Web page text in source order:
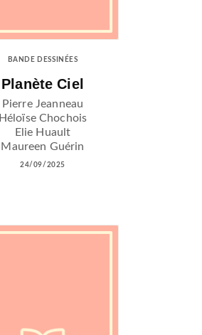
BANDE DESSINÉES
Planète Ciel
Pierre Jeanneau
Héloïse Chochois
Elie Huault
Maureen Guérin
24/09/2025